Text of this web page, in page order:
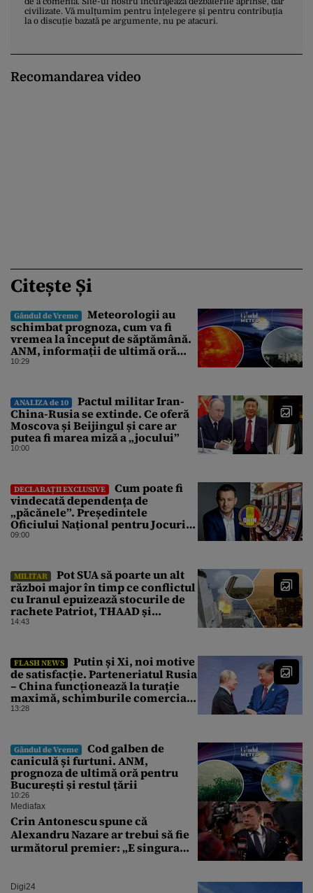
civilizate. Vă mulțumim pentru înțelegere și pentru contribuția
la o discuție bazată pe argumente, nu pe atacuri.
Recomandarea video
Citește Și
Gândul de Vreme
Meteorologii au
schimbat prognoza, cum va fi
vremea la început de săptămână.
ANM, informații de ultimă oră
pentru Gândul
10:29
ANALIZA de 10
Pactul militar Iran-
China-Rusia se extinde. Ce oferă
Moscova și Beijingul și care ar
putea fi marea miză a „jocului”
10:00
DECLARAȚII EXCLUSIVE
Cum poate fi
vindecată dependența de
„păcănele”. Președintele
Oficiului Național pentru Jocuri
de Noroc propune o ordonanță de
unică
09:00
MILITAR
Pot SUA să poarte un alt
război major în timp ce conflictul
cu Iranul epuizează stocurile de
rachete Patriot, THAAD și
Tomahawk?
14:43
FLASH NEWS
Putin și Xi, noi motive
de satisfacție. Parteneriatul Rusia
– China funcționează la turație
maximă, schimburile comerciale
ating niveluri record
13:28
Gândul de Vreme
Cod galben de
caniculă și furtuni. ANM,
prognoza de ultimă oră pentru
București și restul țării
10:26
Mediafax
Crin Antonescu spune că
Alexandru Nazare ar trebui să fie
următorul premier: „E singura
Digi24